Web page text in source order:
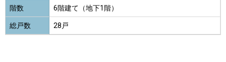
階数 6階建て（地下1階）
総戸数 28戸